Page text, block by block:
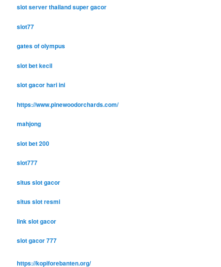
slot server thailand super gacor
slot77
gates of olympus
slot bet kecil
slot gacor hari ini
https://www.pinewoodorchards.com/
mahjong
slot bet 200
slot777
situs slot gacor
situs slot resmi
link slot gacor
slot gacor 777
https://kopiforebanten.org/